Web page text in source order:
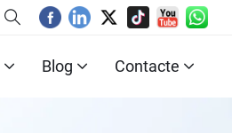
Blog Contacte